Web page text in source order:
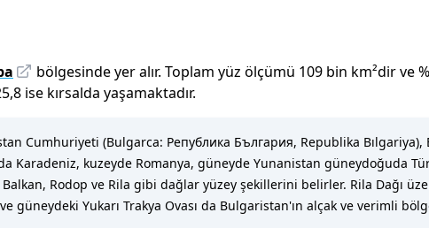
bölgesinde yer alır. Toplam yüz ölçümü 109 bin km²dirve%
ise kırsalda yaşamaktadır.
Cumhuriyeti (Bulgarca: Република България, Republika
Karadeniz, kuzeyde Romanya, güneyde Yunanistan güneydoğuda
Rodop ve Rila gibi dağlar yüzey şekillerini belirler. Rila Dağı
güneydeki Yukarı Trakya Ovası da Bulgaristan'ın alçak ve verimli